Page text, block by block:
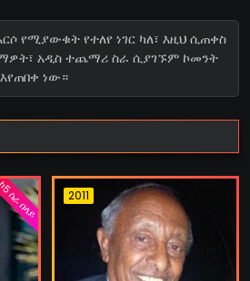
የሚያውቁት የተለየ ነገር ካለ፣ እዚህ ሲጠቀስ
አዲስ ተጨማሪ ስራ ሲያገኙም ኮመንት
ነው።
ስራ በላይ 2011